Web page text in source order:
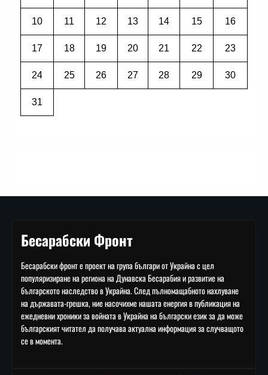
10 11 12 13 14 15 16
17 18 19 20 21 22 23
24 25 26 27 28 29 30
31
Бесарабски Фронт
Бесарабски фронт е проект на група българи от Украйна с цел
популяризиране на региона на Дунавска Бесарабия и развитие на
българското наследство в Украйна. След пълномащабното нахлуване
на държавата-грешка, ние насочихме нашата енергия в публикация на
ежедневни хроники за войната в Украйна на български език за да може
българският читател да получава актуална информация за случващото
се в момента.